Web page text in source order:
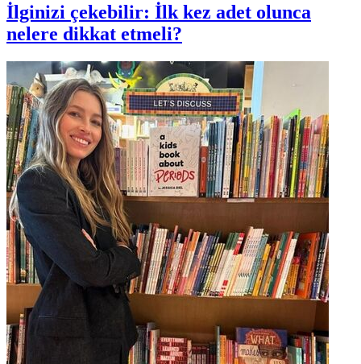
İlginizi çekebilir: İlk kez adet olunca
nelere dikkat etmeli?